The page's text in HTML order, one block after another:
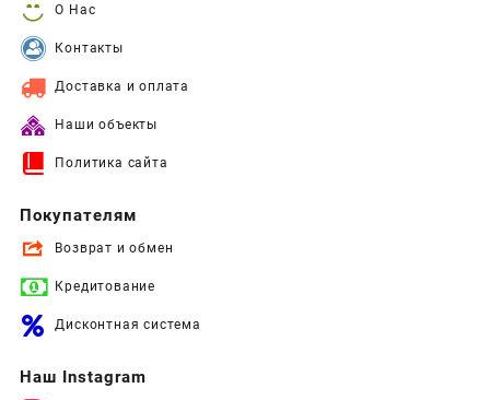
О Нас
Контакты
Доставка и оплата
Наши объекты
Политика сайта
Покупателям
Возврат и обмен
Кредитование
Дисконтная система
Наш Instagram